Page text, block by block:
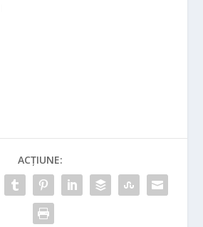
ACȚIUNE: